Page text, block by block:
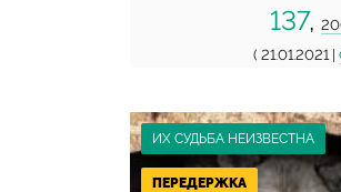
137,
( 21.01.2021 |
ИХ СУДЬБА НЕИЗВЕСТНА
ПЕРЕДЕРЖКА